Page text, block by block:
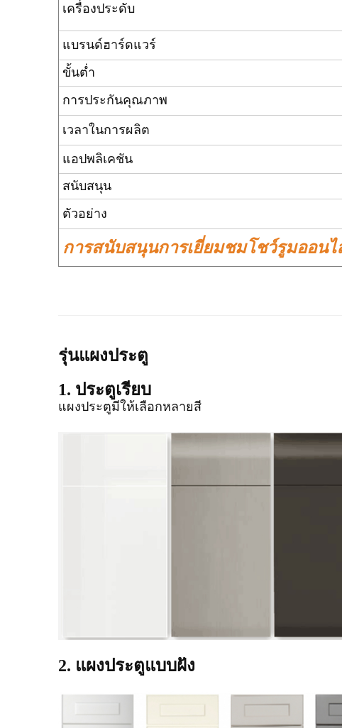
เครื่องประดับ
แบรนด์ฮาร์ดแวร์
ขั้นต่ำ
การประกันคุณภาพ
เวลาในการผลิต
แอปพลิเคชัน
สนับสนุน
ตัวอย่าง
การสนับสนุนการเยี่ยมชมโชว์รูมออนไ
รุ่นแผงประตู
1. ประตูเรียบ
แผงประตูมีให้เลือกหลายสี
2. แผงประตูแบบฝัง